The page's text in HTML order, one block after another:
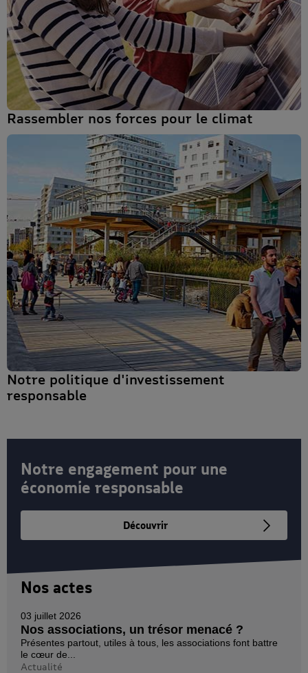
Rassembler nos forces pour le climat
Notre politique d'investissement
responsable
Notre engagement pour une
économie responsable
Découvrir
Nos actes
03 juillet 2026
Nos associations, un trésor menacé ?
Présentes partout, utiles à tous, les associations font battre
le cœur de...
Actualité